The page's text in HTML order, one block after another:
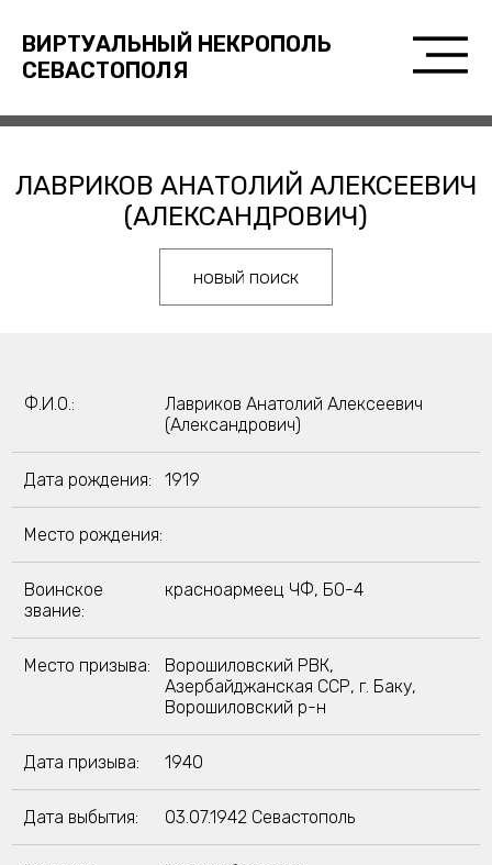
ВИРТУАЛЬНЫЙ НЕКРОПОЛЬ
СЕВАСТОПОЛЯ
ЛАВРИКОВ АНАТОЛИЙ АЛЕКСЕЕВИЧ
(АЛЕКСАНДРОВИЧ)
новый поиск
Ф.И.О.:
Лавриков Анатолий Алексеевич
(Александрович)
Дата рождения: 1919
Место рождения:
Воинское
звание:
красноармеец ЧФ, БО-4
Место призыва:
Ворошиловский РВК,
Азербайджанская ССР, г. Баку,
Ворошиловский р-н
Дата призыва: 1940
Дата выбытия: 03.07.1942 Севастополь